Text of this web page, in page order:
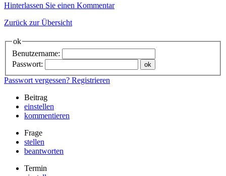
Hinterlassen Sie einen Kommentar
Zurück zur Übersicht
ok
Benutzername:
Passwort:
Passwort vergessen? Registrieren
Beitrag
einstellen
kommentieren
Frage
stellen
beantworten
Termin